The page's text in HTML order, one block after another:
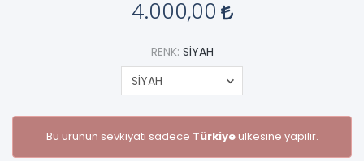
4.000,00
RENK: SİYAH
Bu ürünün sevkiyatı sadece Türkiyeülkesine yapılır.